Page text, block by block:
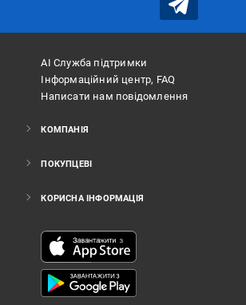
АІ Служба підтримки
Інформаційний центр, FAQ
Написати нам повідомлення
КОМПАНІЯ
ПОКУПЦЕВІ
КОРИСНА ІНФОРМАЦІЯ